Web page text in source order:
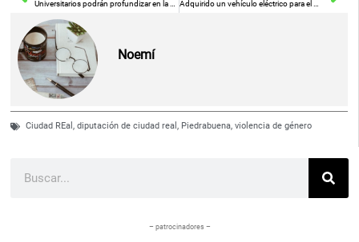
Noemí
Ciudad REal,diputación de ciudad real, Piedrabuena,violencia de género
– patrocinadores –